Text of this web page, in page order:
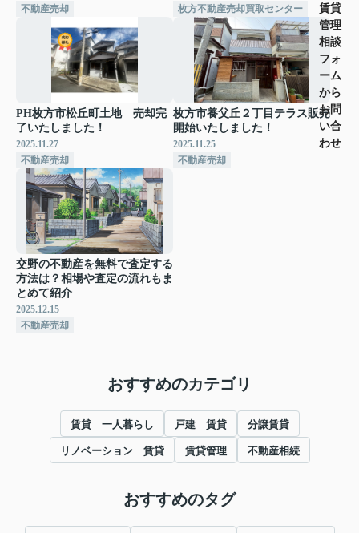
賃貸
管理
相談
フォ
ーム
から
お問
い合
わせ
不動産売却
枚方不動産売却買取センター
PH枚方市松丘町土地 売却完
了いたしました！
2025.11.27
不動産売却
枚方市養父丘２丁目テラス販売
開始いたしました！
2025.11.25
不動産売却
交野の不動産を無料で査定する
方法は？相場や査定の流れもま
とめて紹介
2025.12.15
不動産売却
おすすめのカテゴリ
賃貸 一人暮らし 戸建 賃貸 分譲賃貸
リノベーション 賃貸 賃貸管理 不動産相続
おすすめのタグ